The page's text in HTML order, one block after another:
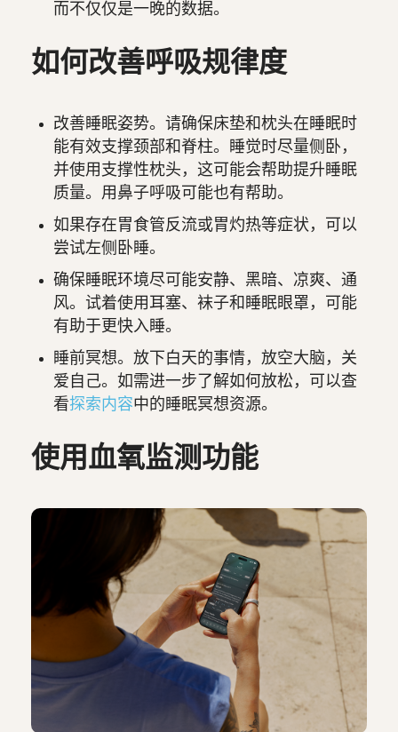
而不仅仅是一晚的数据。
如何改善呼吸规律度
改善睡眠姿势。请确保床垫和枕头在睡眠时
能有效支撑颈部和脊柱。睡觉时尽量侧卧，
并使用支撑性枕头，这可能会帮助提升睡眠
质量。用鼻子呼吸可能也有帮助。
如果存在胃食管反流或胃灼热等症状，可以
尝试左侧卧睡。
确保睡眠环境尽可能安静、黑暗、凉爽、通
风。试着使用耳塞、袜子和睡眠眼罩，可能
有助于更快入睡。
睡前冥想。放下白天的事情，放空大脑，关
爱自己。如需进一步了解如何放松，可以查
看探索内容中的睡眠冥想资源。
使用血氧监测功能